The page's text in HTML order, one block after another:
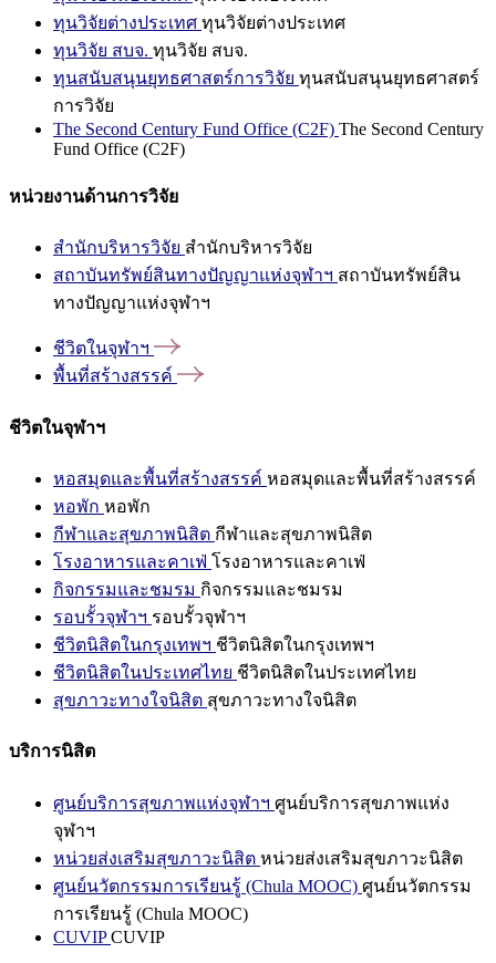
ทุนวิจัยต่างประเทศ ทุนวิจัยต่างประเทศ
ทุนวิจัย สบจ. ทุนวิจัย สบจ.
ทุนสนับสนุนยุทธศาสตร์การวิจัย ทุนสนับสนุนยุทธศาสตร์
การวิจัย
The Second Century Fund Office (C2F) The Second Century
Fund Office (C2F)
หน่วยงานด้านการวิจัย
สำนักบริหารวิจัย สำนักบริหารวิจัย
สถาบันทรัพย์สินทางปัญญาแห่งจุฬาฯ สถาบันทรัพย์สิน
ทางปัญญาแห่งจุฬาฯ
ชีวิตในจุฬาฯ
พื้นที่สร้างสรรค์
ชีวิตในจุฬาฯ
หอสมุดและพื้นที่สร้างสรรค์ หอสมุดและพื้นที่สร้างสรรค์
หอพัก หอพัก
กีฬาและสุขภาพนิสิต กีฬาและสุขภาพนิสิต
โรงอาหารและคาเฟ่ โรงอาหารและคาเฟ่
กิจกรรมและชมรม กิจกรรมและชมรม
รอบรั้วจุฬาฯ รอบรั้วจุฬาฯ
ชีวิตนิสิตในกรุงเทพฯ ชีวิตนิสิตในกรุงเทพฯ
ชีวิตนิสิตในประเทศไทย ชีวิตนิสิตในประเทศไทย
สุขภาวะทางใจนิสิต สุขภาวะทางใจนิสิต
บริการนิสิต
ศูนย์บริการสุขภาพแห่งจุฬาฯ ศูนย์บริการสุขภาพแห่ง
จุฬาฯ
หน่วยส่งเสริมสุขภาวะนิสิต หน่วยส่งเสริมสุขภาวะนิสิต
ศูนย์นวัตกรรมการเรียนรู้ (Chula MOOC) ศูนย์นวัตกรรม
การเรียนรู้ (Chula MOOC)
CUVIPCUVIP